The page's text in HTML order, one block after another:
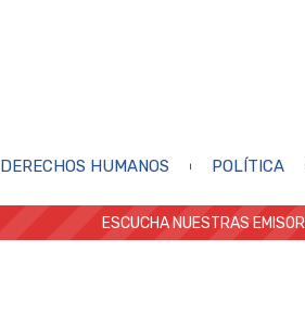
DERECHOS HUMANOS POLÍTICA
ESCUCHA NUESTRAS